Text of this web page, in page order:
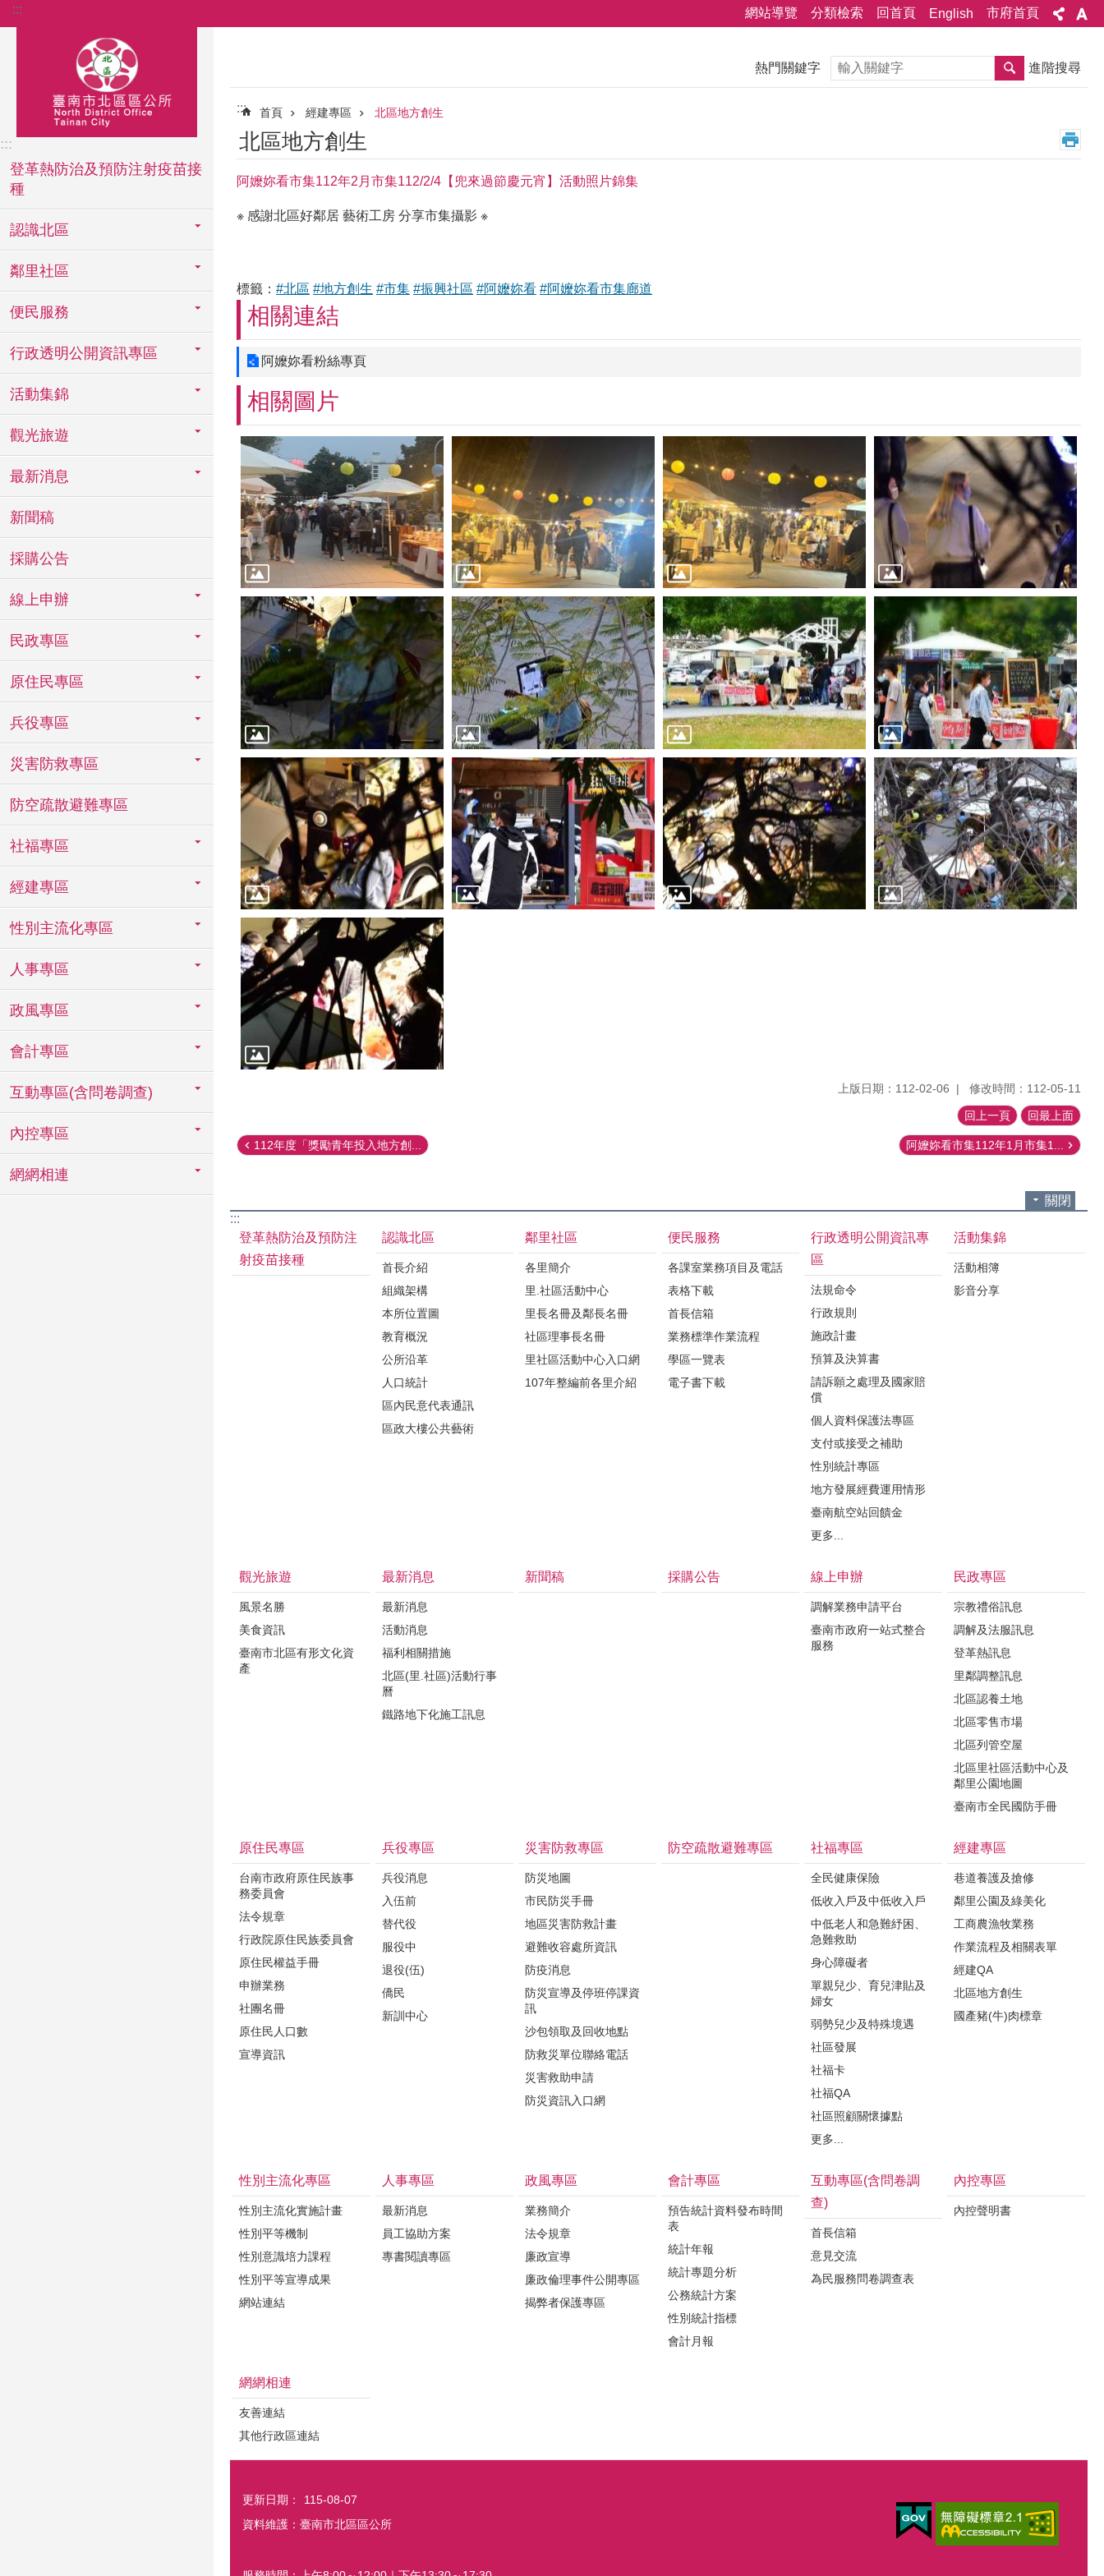
跳到主要內容區塊
::: 網站導覽 分類檢索 回首頁 English 市府首頁
:::
登革熱防治及預防注射疫苗接
種
認識北區
鄰里社區
便民服務
行政透明公開資訊專區
活動集錦
觀光旅遊
最新消息
新聞稿
採購公告
線上申辦
民政專區
原住民專區
兵役專區
災害防救專區
防空疏散避難專區
社福專區
經建專區
性別主流化專區
人事專區
政風專區
會計專區
互動專區(含問卷調查)
內控專區
網網相連
熱門關鍵字 搜尋 進階搜尋
::: 首頁 經建專區 北區地方創生
北區地方創生
阿嬤妳看市集112年2月市集112/2/4【兜來過節慶元宵】活動照片錦集
※ 感謝北區好鄰居 藝術工房 分享市集攝影 ※
標籤： #北區 #地方創生 #市集 #振興社區 #阿嬤妳看 #阿嬤妳看市集廊道
相關連結
阿嬤妳看粉絲專頁
相關圖片
上版日期：112-02-06 修改時間：112-05-11
回上一頁 回最上面
112年度「獎勵青年投入地方創... 阿嬤妳看市集112年1月市集1...
關閉
:::
登革熱防治及預防注
射疫苗接種
認識北區
首長介紹
組織架構
本所位置圖
教育概況
公所沿革
人口統計
區內民意代表通訊
區政大樓公共藝術
鄰里社區
各里簡介
里.社區活動中心
里長名冊及鄰長名冊
社區理事長名冊
里社區活動中心入口網
107年整編前各里介紹
便民服務
各課室業務項目及電話
表格下載
首長信箱
業務標準作業流程
學區一覽表
電子書下載
行政透明公開資訊專
區
法規命令
行政規則
施政計畫
預算及決算書
請訴願之處理及國家賠
償
個人資料保護法專區
支付或接受之補助
性別統計專區
地方發展經費運用情形
臺南航空站回饋金
更多...
活動集錦
活動相簿
影音分享
觀光旅遊
風景名勝
美食資訊
臺南市北區有形文化資
產
最新消息
最新消息
活動消息
福利相關措施
北區(里.社區)活動行事
曆
鐵路地下化施工訊息
新聞稿 採購公告 線上申辦
調解業務申請平台
臺南市政府一站式整合
服務
民政專區
宗教禮俗訊息
調解及法服訊息
登革熱訊息
里鄰調整訊息
北區認養土地
北區零售市場
北區列管空屋
北區里社區活動中心及
鄰里公園地圖
臺南市全民國防手冊
原住民專區
台南市政府原住民族事
務委員會
法令規章
行政院原住民族委員會
原住民權益手冊
申辦業務
社團名冊
原住民人口數
宣導資訊
兵役專區
兵役消息
入伍前
替代役
服役中
退役(伍)
僑民
新訓中心
災害防救專區
防災地圖
市民防災手冊
地區災害防救計畫
避難收容處所資訊
防疫消息
防災宣導及停班停課資
訊
沙包領取及回收地點
防救災單位聯絡電話
災害救助申請
防災資訊入口網
防空疏散避難專區 社福專區
全民健康保險
低收入戶及中低收入戶
中低老人和急難紓困、
急難救助
身心障礙者
單親兒少、育兒津貼及
婦女
弱勢兒少及特殊境遇
社區發展
社福卡
社福QA
社區照顧關懷據點
更多...
經建專區
巷道養護及搶修
鄰里公園及綠美化
工商農漁牧業務
作業流程及相關表單
經建QA
北區地方創生
國產豬(牛)肉標章
性別主流化專區
性別主流化實施計畫
性別平等機制
性別意識培力課程
性別平等宣導成果
網站連結
人事專區
最新消息
員工協助方案
專書閱讀專區
政風專區
業務簡介
法令規章
廉政宣導
廉政倫理事件公開專區
揭弊者保護專區
會計專區
預告統計資料發布時間
表
統計年報
統計專題分析
公務統計方案
性別統計指標
會計月報
互動專區(含問卷調
查)
首長信箱
意見交流
為民服務問卷調查表
內控專區
內控聲明書
網網相連
友善連結
其他行政區連結
更新日期：
115-08-07
資料維護：臺南市北區區公所